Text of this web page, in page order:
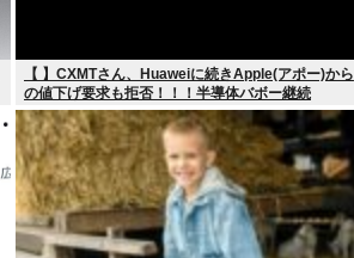
【 】CXMTさん、Huaweiに続きApple(アポー)から
の値下げ要求も拒否！！！半導体バボー継続
へ！！！